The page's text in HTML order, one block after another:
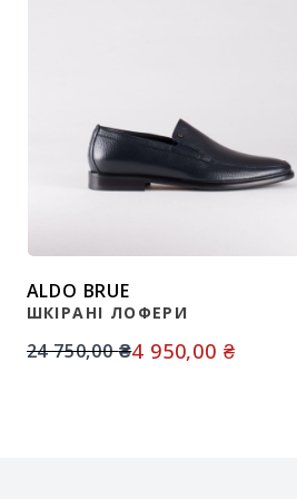
ALDO BRUE
ШКІРАНІ ЛОФЕРИ
24 750,00₴4 950,00 ₴